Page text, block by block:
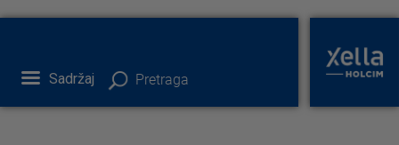
Pretraga
Sadržaj